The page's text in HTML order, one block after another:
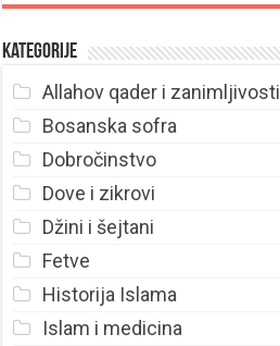
Kategorije
Allahov qader i zanimljivosti
Bosanska sofra
Dobročinstvo
Dove i zikrovi
Džini i šejtani
Fetve
Historija Islama
Islam i medicina